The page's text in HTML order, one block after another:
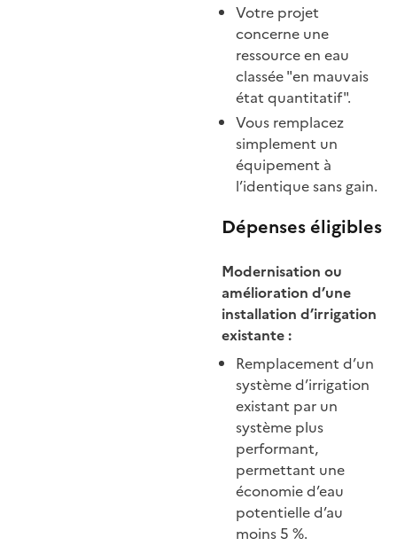
Votre projet
concerne une
ressource en eau
classée "en mauvais
état quantitatif".
Vous remplacez
simplement un
équipement à
l’identique sans gain.
Dépenses éligibles
Modernisation ou
amélioration d’une
installation d’irrigation
existante :
Remplacement d’un
système d’irrigation
existant par un
système plus
performant,
permettant une
économie d’eau
potentielle d’au
moins 5 %.